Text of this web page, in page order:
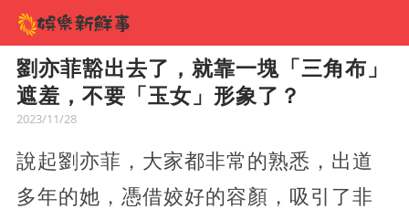
劉亦菲豁出去了，就靠一塊「三角布」
遮羞，不要「玉女」形象了？
2023/11/28
說起劉亦菲，大家都非常的熟悉，出道
多年的她，憑借姣好的容顏，吸引了非